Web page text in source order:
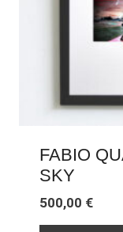
FABIO
SKY
500,00 €